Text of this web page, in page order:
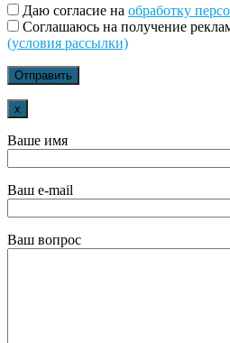
Даю согласие на обработку
Соглашаюсь на получение
(условия рассылки)
x
Ваше имя
Ваш e-mail
Ваш вопрос